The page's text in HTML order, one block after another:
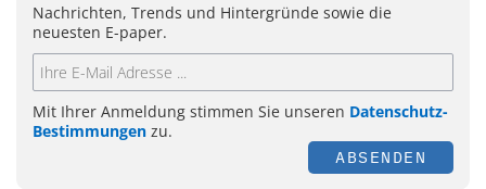
Nachrichten, Trends und Hintergründe sowie die
neuesten E-paper.
Mit Ihrer Anmeldung stimmen Sie unseren Datenschutz-
Bestimmungen zu.
ABSENDEN